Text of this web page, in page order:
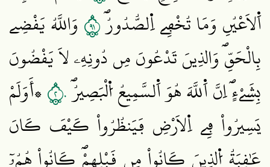
اَ۬لَاعْيُنِ وَمَا تُخْفِے اِ۬لصُّدُورُۖ١٩ وَاللَّهُ يَقْضِے
بِالْحَقِّۖ وَالذِينَ تَدْعُونَ مِن دُونِهِۦ لَا يَقْضُونَ
بِشَےْءٍۖ اِنَّ اَ۬للَّهَ هُوَ اَ۬لسَّمِيعُ اُ۬لْبَصِيرُۖ٢٠۞أَوَلَمْ
يَسِيرُواْ فِے اِ۬لَارْضِ فَيَنظُرُواْ كَيْفَ كَانَ
عَٰقِبَةُ اُ۬لذِينَ كَانُواْ مِن قَبْلِهِمْۖ كَانُواْ هُمُۥٓ